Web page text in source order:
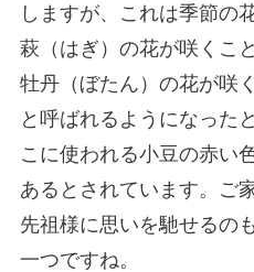
しますが、これは季節の
萩（はぎ）の花が咲くこ
牡丹（ぼたん）の花が咲
と呼ばれるようになった
こに使われる小豆の赤い
あるとされています。ご
先祖様に思いを馳せるの
一つですね。